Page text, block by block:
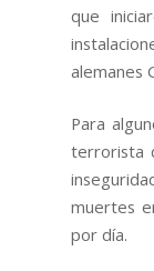
que
alemanes
Para
terrorista
muertes
por día.